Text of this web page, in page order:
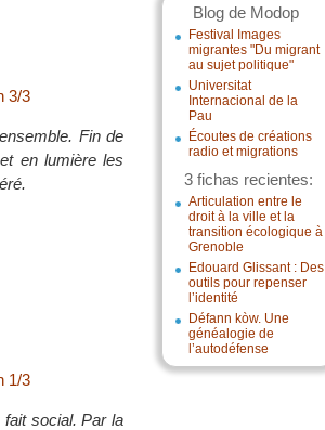
Blog de Modop
Festival Images
migrantes "Du migrant
au sujet politique"
Universitat
Internacional de la
Pau
Écoutes de créations
radio et migrations
3 fichas recientes:
Articulation entre le
droit à la ville et la
transition écologique à
Grenoble
Edouard Glissant : Des
outils pour repenser
l’identité
Défann kòw. Une
généalogie de
l’autodéfense
3/3
Fin de
en lumière les
1/3
social. Par la